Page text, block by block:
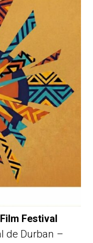
Festival
de Durban –